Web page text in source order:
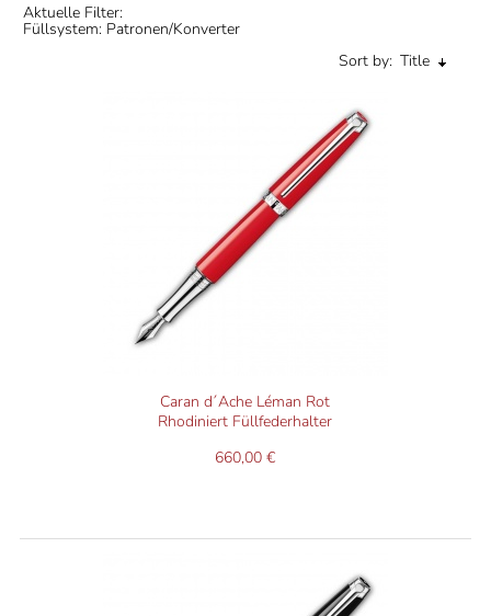
Aktuelle Filter:
Füllsystem: Patronen/Konverter
Sort by: Title
Caran d´Ache Léman Rot
Rhodiniert Füllfederhalter
660,00 €